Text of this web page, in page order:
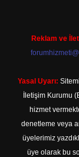
Reklam ve
Yasal Uyarı:
İletişim Kurumu
hizmet
denetleme veya
üyelerimiz
üye olarak bu